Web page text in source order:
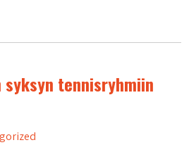
tennisryhmiin